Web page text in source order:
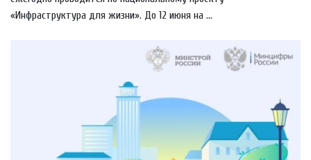
«Инфраструктура для жизни». До 12 июня на ...